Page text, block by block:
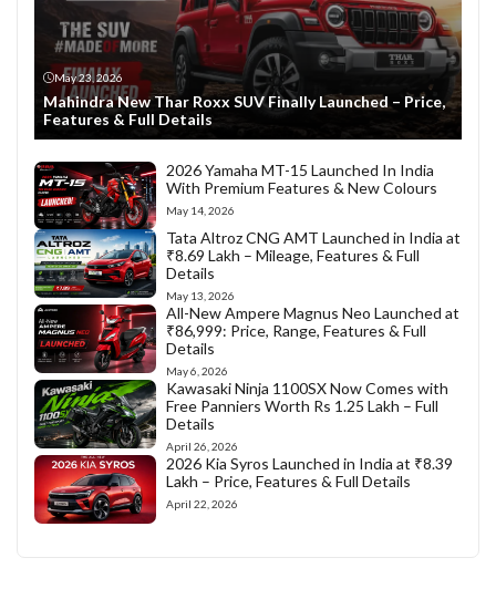
May 23, 2026
Mahindra New Thar Roxx SUV Finally Launched – Price,
Features & Full Details
2026 Yamaha MT-15 Launched In India
With Premium Features & New Colours
May 14, 2026
Tata Altroz CNG AMT Launched in India at
₹8.69 Lakh – Mileage, Features & Full
Details
May 13, 2026
All-New Ampere Magnus Neo Launched at
₹86,999: Price, Range, Features & Full
Details
May 6, 2026
Kawasaki Ninja 1100SX Now Comes with
Free Panniers Worth Rs 1.25 Lakh – Full
Details
April 26, 2026
2026 Kia Syros Launched in India at ₹8.39
Lakh – Price, Features & Full Details
April 22, 2026